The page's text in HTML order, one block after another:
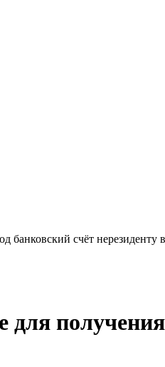
банковский счёт нерезиденту